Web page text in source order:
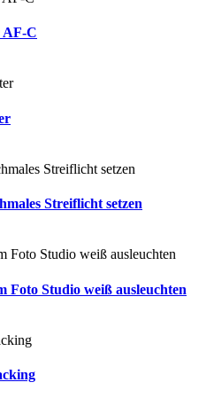
AF-C
Streiflicht setzen
Studio weiß ausleuchten